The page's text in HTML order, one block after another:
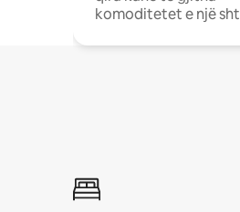
komoditetet e një